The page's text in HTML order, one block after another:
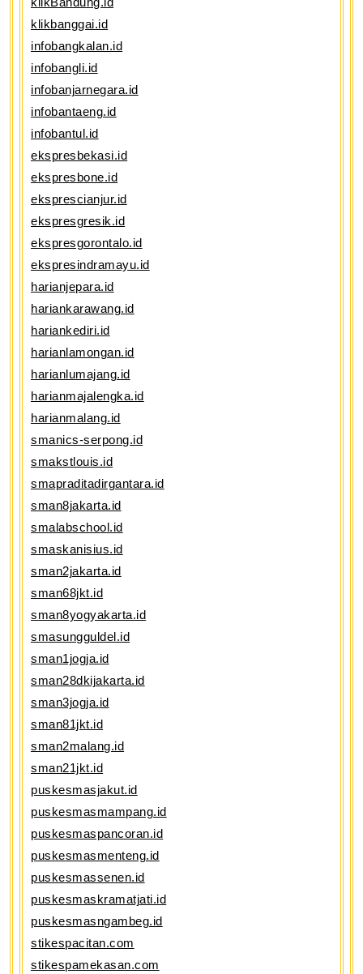
klikbanggai.id
infobangkalan.id
infobangli.id
infobanjarnegara.id
infobantaeng.id
infobantul.id
ekspresbekasi.id
ekspresbone.id
eksprescianjur.id
ekspresgresik.id
ekspresgorontalo.id
ekspresindramayu.id
harianjepara.id
hariankarawang.id
hariankediri.id
harianlamongan.id
harianlumajang.id
harianmajalengka.id
harianmalang.id
smanics-serpong.id
smakstlouis.id
smapraditadirgantara.id
sman8jakarta.id
smalabschool.id
smaskanisius.id
sman2jakarta.id
sman68jkt.id
sman8yogyakarta.id
smasungguldel.id
sman1jogja.id
sman28dkijakarta.id
sman3jogja.id
sman81jkt.id
sman2malang.id
sman21jkt.id
puskesmasjakut.id
puskesmasmampang.id
puskesmaspancoran.id
puskesmasmenteng.id
puskesmassenen.id
puskesmaskramatjati.id
puskesmasngambeg.id
stikespacitan.com
stikespamekasan.com